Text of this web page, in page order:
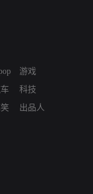
游戏
科技
出品人